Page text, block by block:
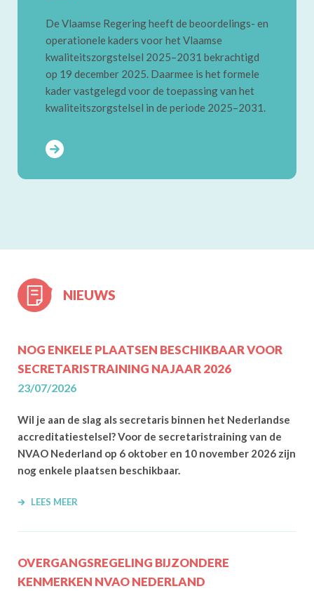
De Vlaamse Regering heeft de beoordelings- en
operationele kaders voor het Vlaamse
kwaliteitszorgstelsel 2025–2031 bekrachtigd
op 19 december 2025. Daarmee is het formele
kader vastgelegd voor de toepassing van het
kwaliteitszorgstelsel in de periode 2025–2031.
NIEUWS
NOG ENKELE PLAATSEN BESCHIKBAAR VOOR
SECRETARISTRAINING NAJAAR 2026
23/07/2026
Wil je aan de slag als secretaris binnen het Nederlandse
accreditatiestelsel? Voor de secretaristraining van de
NVAO Nederland op 6 oktober en 10 november 2026 zijn
nog enkele plaatsen beschikbaar.
LEES MEER
OVERGANGSREGELING BIJZONDERE
KENMERKEN NVAO NEDERLAND